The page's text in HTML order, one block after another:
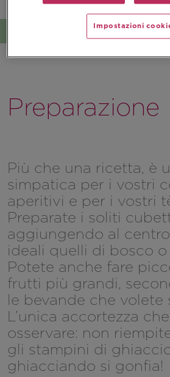
Preparazione
Più che una ricetta, è
simpatica per i vostri
aperitivi e per i vostri
Preparate i soliti
aggiungendo al
ideali quelli di bosco
Potete anche fare
frutti più grandi,
le bevande che volete
L’unica accortezza
osservare: non
gli stampini di
ghiacciando si gonfia!
Impostazioni